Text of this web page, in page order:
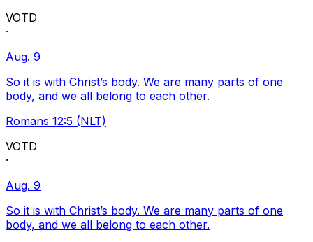
VOTD
·
Aug. 9
So it is with Christ’s body. We are many parts of one
body, and we all belong to each other.
Romans 12:5 (NLT)
VOTD
·
Aug. 9
So it is with Christ’s body. We are many parts of one
body, and we all belong to each other.